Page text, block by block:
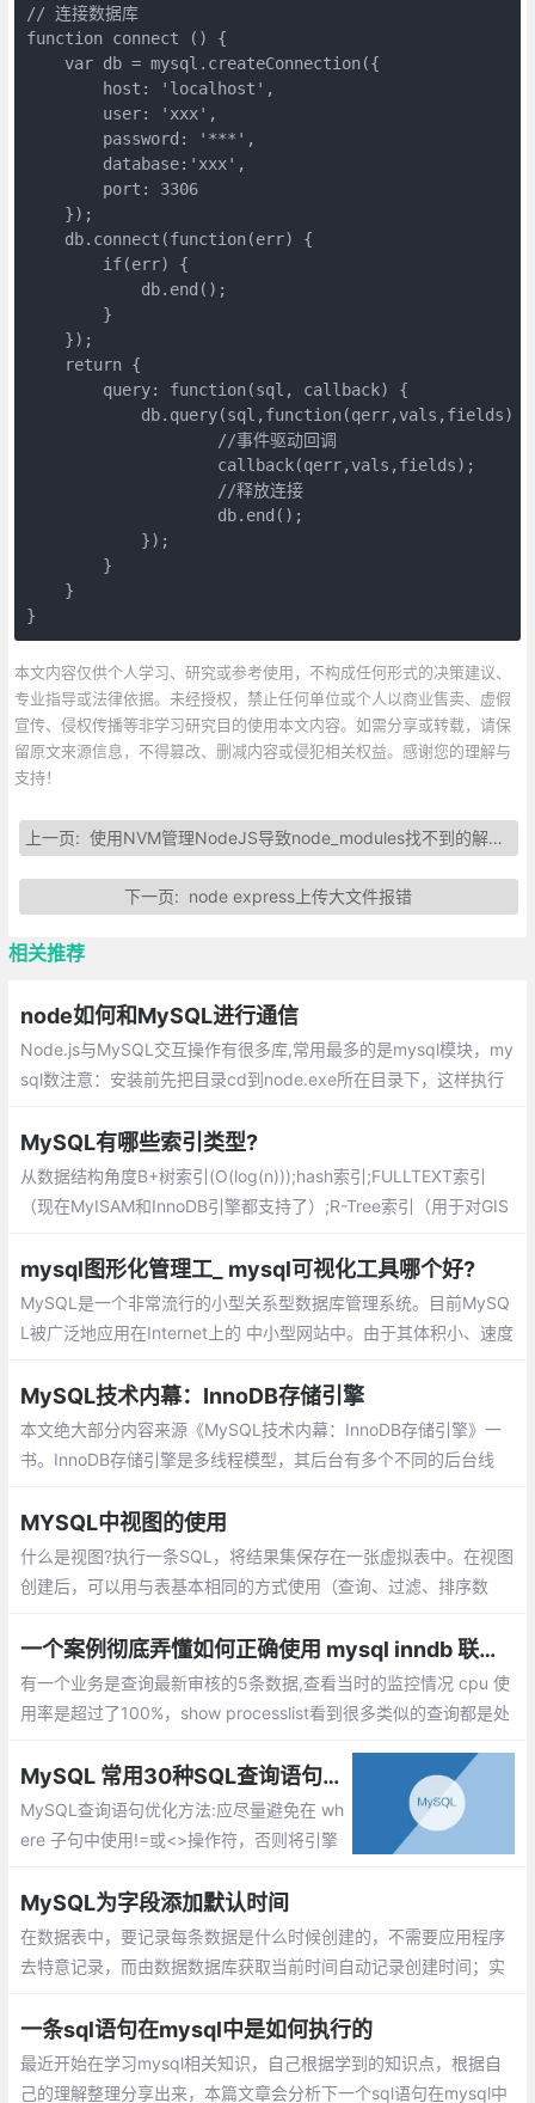
// 连接数据库
function connect () {
    var db = mysql.createConnection({
        host: 'localhost',
        user: 'xxx',
        password: '***',
        database:'xxx',
        port: 3306
    });
    db.connect(function(err) {
        if(err) {
            db.end();
        }
    });
    return {
        query: function(sql, callback) {
            db.query(sql,function(qerr,vals,fields) {
                    //事件驱动回调
                    callback(qerr,vals,fields);
                    //释放连接
                    db.end();
            });
        }
    }
}
本文内容仅供个人学习、研究或参考使用，不构成任何形式的决策建议、
专业指导或法律依据。未经授权，禁止任何单位或个人以商业售卖、虚假
宣传、侵权传播等非学习研究目的使用本文内容。如需分享或转载，请保
留原文来源信息，不得篡改、删减内容或侵犯相关权益。感谢您的理解与
支持！
上一页:使用NVM管理NodeJS导致node_modules找不到的解决方案
下一页: node express上传大文件报错
相关推荐
node如何和MySQL进行通信
Node.js与MySQL交互操作有很多库,常用最多的是mysql模块，my
sql数注意：安装前先把目录cd到node.exe所在目录下，这样执行
参数说明、MYSQL CURD操作、连接池Pooling connections、断
线重连、防止SQL注入
MySQL有哪些索引类型?
从数据结构角度B+树索引(O(log(n)));hash索引;FULLTEXT索引
（现在MyISAM和InnoDB引擎都支持了）;R-Tree索引（用于对GIS
mysql图形化管理工_ mysql可视化工具哪个好?
MySQL是一个非常流行的小型关系型数据库管理系统。目前MySQ
L被广泛地应用在Internet上的 中小型网站中。由于其体积小、速度
为了降低网站总体拥有成本而选择了MySQL作为网站数据 库
MySQL技术内幕：InnoDB存储引擎
本文绝大部分内容来源《MySQL技术内幕：InnoDB存储引擎》一
书。InnoDB存储引擎是多线程模型，其后台有多个不同的后台线
MYSQL中视图的使用
什么是视图?执行一条SQL，将结果集保存在一张虚拟表中。在视图
创建后，可以用与表基本相同的方式使用（查询、过滤、排序数
在别处的数据的设施，本身不包含数据，返回的数据也是从其他表
检索出来的。
一个案例彻底弄懂如何正确使用 mysql inndb 联合索引
有一个业务是查询最新审核的5条数据,查看当时的监控情况 cpu 使
用率是超过了100%，show processlist看到很多类似的查询都是处
索引，没有关于status的索引。
MySQL 常用30种SQL查询语句优化方法
MySQL查询语句优化方法:应尽量避免在 wh
ere 子句中使用!=或<>操作符，否则将引擎
优化，应尽量避免全表扫描，首先应考虑在
where 及 order by 涉及的列上建立索引。
MySQL为字段添加默认时间
在数据表中，要记录每条数据是什么时候创建的，不需要应用程序
去特意记录，而由数据数据库获取当前时间自动记录创建时间；实
一条sql语句在mysql中是如何执行的
最近开始在学习mysql相关知识，自己根据学到的知识点，根据自
己的理解整理分享出来，本篇文章会分析下一个sql语句在mysql中